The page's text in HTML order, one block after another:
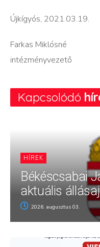
Újkígyós, 2021.03.19.
Farkas Miklósné
intézményvezető
Kapcsolódó
HÍREK
Békéscsabai
aktuális
2026. augusztus 03.